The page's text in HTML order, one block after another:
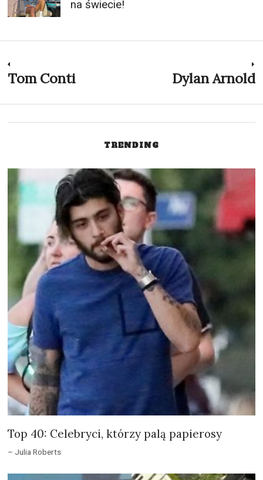
na świecie!
Nawigacja
wpisu
Previous
Tom Conti Dylan Arnold
TRENDING
Top 40: Celebryci, którzy palą papierosy
– Julia Roberts